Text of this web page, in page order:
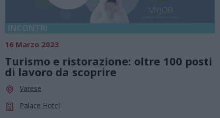
INCONTRI
16 Marzo 2023
Turismo e ristorazione: oltre 100 posti
di lavoro da scoprire
Varese
Palace Hotel